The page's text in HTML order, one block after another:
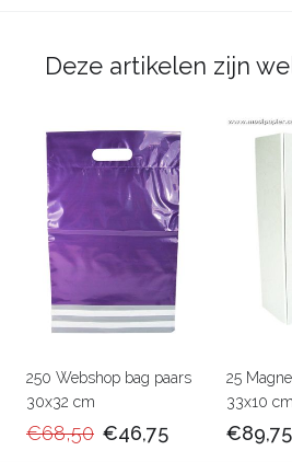
Deze artikelen zijn
250 Webshop bag paars
30x32 cm
€68,50 €46,75
25
33x10 cm
€89,75